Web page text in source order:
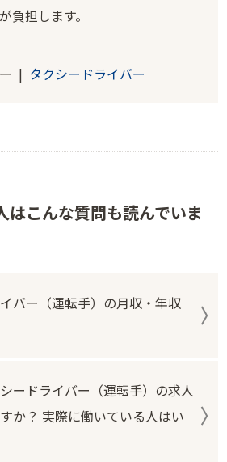
負担します。
| タクシードライバー
はこんな質問も読んでいま
バー（運転手）の月収・年収
ードライバー（運転手）の求人
か？ 実際に働いている人はい